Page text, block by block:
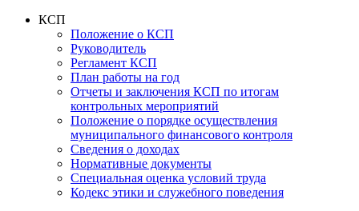
КСП
Положение о КСП
Руководитель
Регламент КСП
План работы на год
Отчеты и заключения КСП по итогам
контрольных мероприятий
Положение о порядке осуществления
муниципального финансового контроля
Сведения о доходах
Нормативные документы
Специальная оценка условий труда
Кодекс этики и служебного поведения